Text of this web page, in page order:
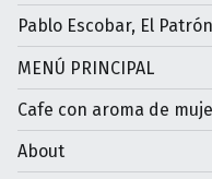
Pablo Escobar, El
MENÚ PRINCIPAL
Cafe con aroma de
About